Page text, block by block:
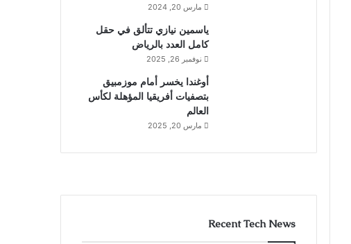
مارس 20, 2024
ياسمين نيازي تتألق في حقل
كامل العدد بالرياض
نوفمبر 26, 2025
أوغندا يخسر أمام موزمبيق
بتصفيات أفريقيا المؤهلة لكأس
العالم
مارس 20, 2025
Recent Tech News